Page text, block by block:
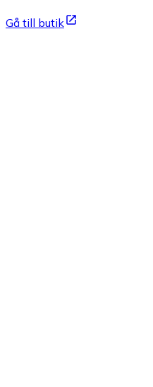
Gå till butik